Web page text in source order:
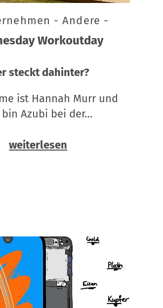
- Andere -
Workoutday
steckt dahinter?
ist Hannah Murr und
Azubi bei der…
weiterlesen